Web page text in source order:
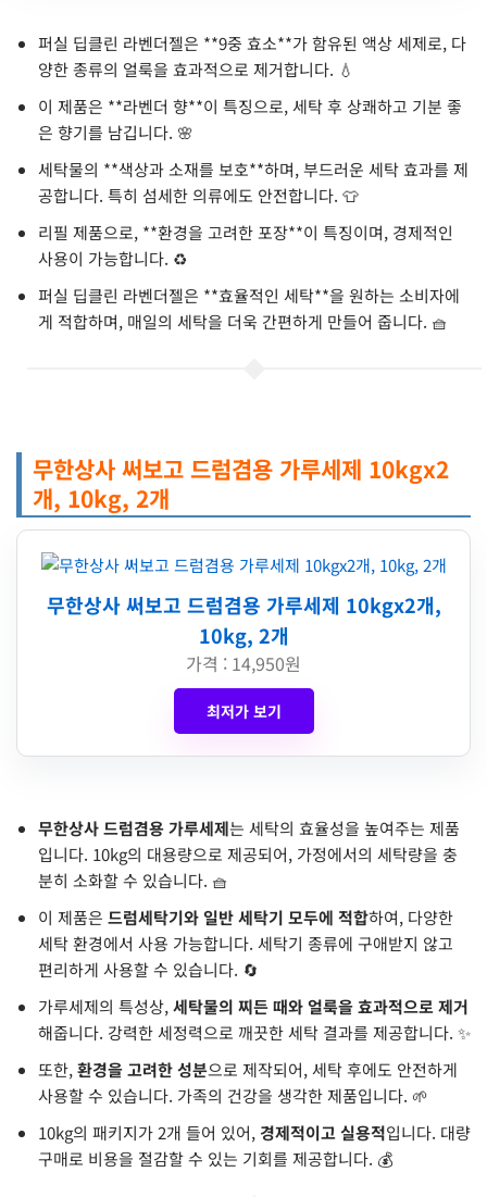
퍼실 딥클린 라벤더젤은 **9중 효소**가 함유된 액상 세제로, 다
양한 종류의 얼룩을 효과적으로 제거합니다. 💧
이 제품은 **라벤더 향**이 특징으로, 세탁 후 상쾌하고 기분 좋
은 향기를 남깁니다. 🌸
세탁물의 **색상과 소재를 보호**하며, 부드러운 세탁 효과를 제
공합니다. 특히 섬세한 의류에도 안전합니다. 👕
리필 제품으로, **환경을 고려한 포장**이 특징이며, 경제적인
사용이 가능합니다. ♻️
퍼실 딥클린 라벤더젤은 **효율적인 세탁**을 원하는 소비자에
게 적합하며, 매일의 세탁을 더욱 간편하게 만들어 줍니다. 🧺
무한상사 써보고 드럼겸용 가루세제 10kgx2
개, 10kg, 2개
무한상사 써보고 드럼겸용 가루세제 10kgx2개,
10kg, 2개
가격 : 14,950원
최저가 보기
무한상사 드럼겸용 가루세제는 세탁의 효율성을 높여주는 제품
입니다. 10kg의 대용량으로 제공되어, 가정에서의 세탁량을 충
분히 소화할 수 있습니다. 🧺
이 제품은 드럼세탁기와 일반 세탁기 모두에 적합하여, 다양한
세탁 환경에서 사용 가능합니다. 세탁기 종류에 구애받지 않고
편리하게 사용할 수 있습니다. 🔄
가루세제의 특성상,세탁물의 찌든 때와 얼룩을 효과적으로 제거
해줍니다. 강력한 세정력으로 깨끗한 세탁 결과를 제공합니다. ✨
또한,환경을 고려한 성분으로 제작되어, 세탁 후에도 안전하게
사용할 수 있습니다. 가족의 건강을 생각한 제품입니다. 🌱
10kg의 패키지가 2개 들어 있어, 경제적이고 실용적입니다. 대량
구매로 비용을 절감할 수 있는 기회를 제공합니다. 💰